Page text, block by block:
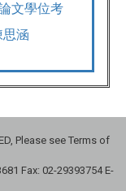
文學位考
涵
Please see Terms of
Fax: 02-29393754 E-